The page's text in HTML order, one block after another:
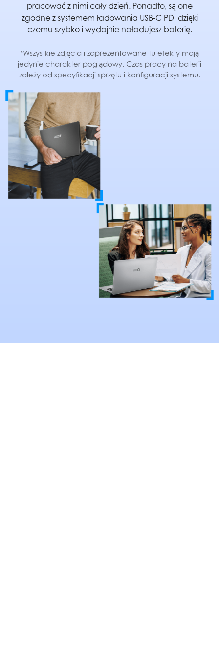
pracować z nimi cały dzień. Ponadto, są one
zgodne z systemem ładowania USB-C PD, dzięki
czemu szybko i wydajnie naładujesz baterię.
*Wszystkie zdjęcia i zaprezentowane tu efekty mają
jedynie charakter poglądowy. Czas pracy na baterii
zależy od specyfikacji sprzętu i konfiguracji systemu.